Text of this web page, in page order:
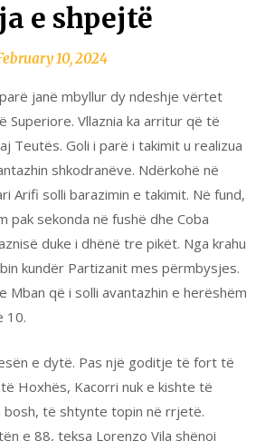
e shpejtë
10, 2024
janë mbyllur dy ndeshje vërtet
Superiore. Vllaznia ka arritur që të
Teutës. Goli i parë i takimit u realizua
shkodranëve. Ndërkohë në
Arifi solli barazimin e takimit. Në fund,
pak sekonda në fushë dhe Coba
duke i dhënë tre pikët. Nga krahu
kundër Partizanit mes përmbysjes.
Mban që i solli avantazhin e herëshëm
10.
e dytë. Pas një goditje të fort të
Hoxhës, Kacorri nuk e kishte të
të shtynte topin në rrjetë.
e 88, teksa Lorenzo Vila shënoi